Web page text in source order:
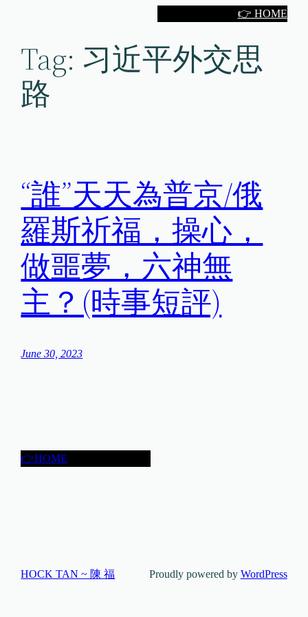
👉 HOME
Tag: 习近平外交思
路
“誰”天天為普京/俄
羅斯祈福，操心，
做噩夢，六神無
主？(時事短評)
June 30, 2023
👉HOME
HOCK TAN ~ 陳 福 Proudly powered by WordPress